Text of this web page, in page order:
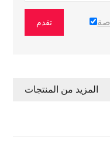
تقدم
المزيد من المنتجات